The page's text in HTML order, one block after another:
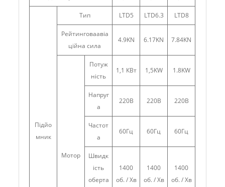
Підйо
мник
Тип LTD5 LTD6.3 LTD8
Рейтинговаавіа
ційна сила
4.9KN 6.17KN 7.84KN
Мотор
Потуж
ність
1,1 КВт 1,5KW 1.8KW
Напруг
а
220В 220В 220В
Частот
а
60Гц 60Гц 60Гц
Швидк
ість
оберта
1400
об. / Хв
1400
об. / Хв
1400
об. / Хв